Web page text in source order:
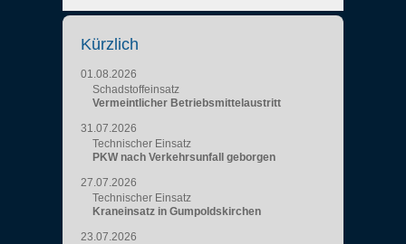
Kürzlich
01.08.2026
Schadstoffeinsatz
Vermeintlicher Betriebsmittelaustritt
31.07.2026
Technischer Einsatz
PKW nach Verkehrsunfall geborgen
27.07.2026
Technischer Einsatz
Kraneinsatz in Gumpoldskirchen
23.07.2026